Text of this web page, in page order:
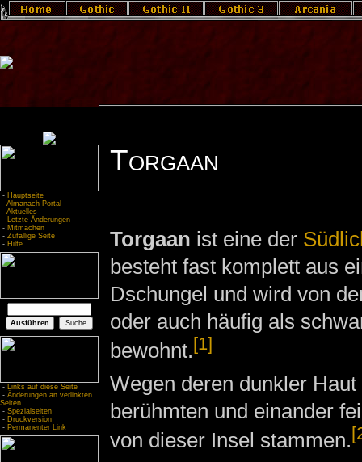
- Hauptseite
- Almanach-Portal
- Aktuelles
- Letzte Änderungen
- Mitmachen
- Zufällige Seite
- Hilfe
- Links auf diese Seite
- Änderungen an verlinkten
Seiten
- Spezialseiten
- Druckversion
- Permanenter Link
Torgaan
Torgaan ist eine der
besteht fast komplett aus
Dschungel und wird von
oder auch häufig als
bewohnt. [1]
Wegen deren dunkler
berühmten und einander
von dieser Insel stammen.